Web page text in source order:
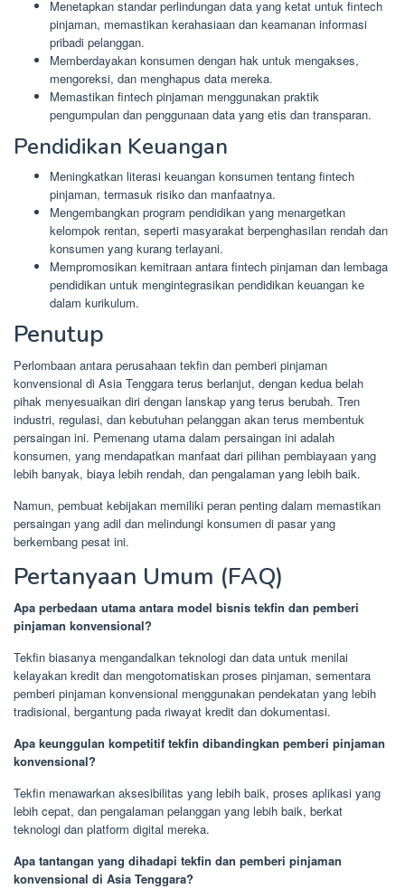
Menetapkan standar perlindungan data yang ketat untuk fintech
pinjaman, memastikan kerahasiaan dan keamanan informasi
pribadi pelanggan.
Memberdayakan konsumen dengan hak untuk mengakses,
mengoreksi, dan menghapus data mereka.
Memastikan fintech pinjaman menggunakan praktik
pengumpulan dan penggunaan data yang etis dan transparan.
Pendidikan Keuangan
Meningkatkan literasi keuangan konsumen tentang fintech
pinjaman, termasuk risiko dan manfaatnya.
Mengembangkan program pendidikan yang menargetkan
kelompok rentan, seperti masyarakat berpenghasilan rendah dan
konsumen yang kurang terlayani.
Mempromosikan kemitraan antara fintech pinjaman dan lembaga
pendidikan untuk mengintegrasikan pendidikan keuangan ke
dalam kurikulum.
Penutup
Perlombaan antara perusahaan tekfin dan pemberi pinjaman
konvensional di Asia Tenggara terus berlanjut, dengan kedua belah
pihak menyesuaikan diri dengan lanskap yang terus berubah. Tren
industri, regulasi, dan kebutuhan pelanggan akan terus membentuk
persaingan ini. Pemenang utama dalam persaingan ini adalah
konsumen, yang mendapatkan manfaat dari pilihan pembiayaan yang
lebih banyak, biaya lebih rendah, dan pengalaman yang lebih baik.
Namun, pembuat kebijakan memiliki peran penting dalam memastikan
persaingan yang adil dan melindungi konsumen di pasar yang
berkembang pesat ini.
Pertanyaan Umum (FAQ)
Apa perbedaan utama antara model bisnis tekfin dan pemberi
pinjaman konvensional?
Tekfin biasanya mengandalkan teknologi dan data untuk menilai
kelayakan kredit dan mengotomatiskan proses pinjaman, sementara
pemberi pinjaman konvensional menggunakan pendekatan yang lebih
tradisional, bergantung pada riwayat kredit dan dokumentasi.
Apa keunggulan kompetitif tekfin dibandingkan pemberi pinjaman
konvensional?
Tekfin menawarkan aksesibilitas yang lebih baik, proses aplikasi yang
lebih cepat, dan pengalaman pelanggan yang lebih baik, berkat
teknologi dan platform digital mereka.
Apa tantangan yang dihadapi tekfin dan pemberi pinjaman
konvensional di Asia Tenggara?